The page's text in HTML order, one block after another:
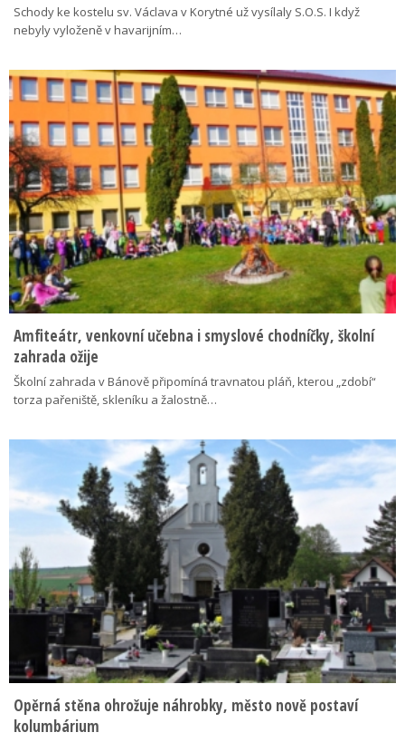
Schody ke kostelu sv. Václava v Korytné už vysílaly S.O.S. I když
nebyly vyloženě v havarijním…
Amfiteátr, venkovní učebna i smyslové chodníčky, školní
zahrada ožije
Školní zahrada v Bánově připomíná travnatou pláň, kterou „zdobí“
torza pařeniště, skleníku a žalostně…
Opěrná stěna ohrožuje náhrobky, město nově postaví
kolumbárium